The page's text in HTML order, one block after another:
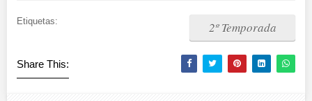
Etiquetas: 2º Temporada
Share This: